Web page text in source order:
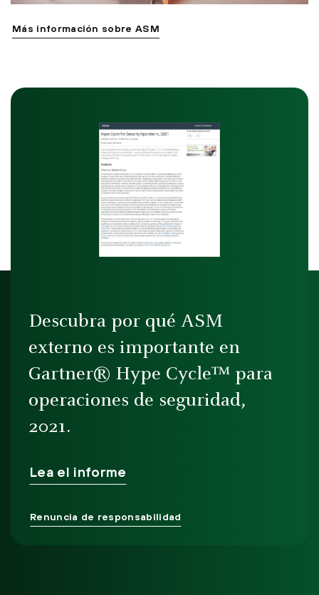
Más información sobre ASM
Descubra por qué ASM
externo es importante en
Gartner® Hype Cycle™ para
operaciones de seguridad,
2021.
Lea el informe
Renuncia de responsabilidad